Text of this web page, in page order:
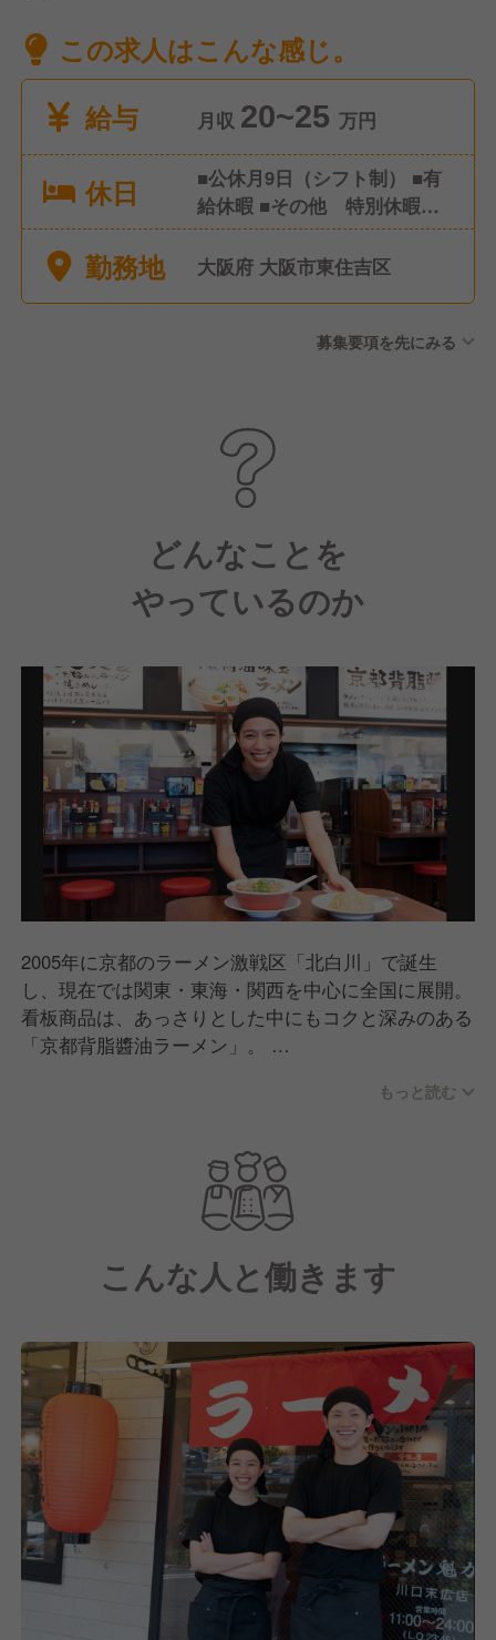
この求人はこんな感じ。
給与
月収 20~25 万円
休日
■公休月9日（シフト制） ■有
給休暇 ■その他 特別休暇な
ど ※年間休日107日
勤務地 大阪府 大阪市東住吉区
募集要項を先にみる
どんなことを
やっているのか
2005年に京都のラーメン激戦区「北白川」で誕生
し、現在では関東・東海・関西を中心に全国に展開。
看板商品は、あっさりとした中にもコクと深みのある
「京都背脂醬油ラーメン」。
か懐かしいラーメンとして支持をいただいています。
おり、お子さま連れのお客様にも心地よくご利用いた
だける店舗づくりを行っています。
もっと読む
こんな人と働きます